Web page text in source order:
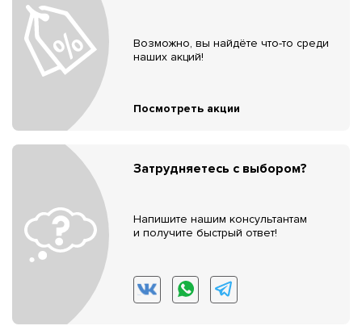
Возможно, вы найдёте что-то среди
наших акций!
Посмотреть акции
Затрудняетесь с выбором?
Напишите нашим консультантам
и получите быстрый ответ!